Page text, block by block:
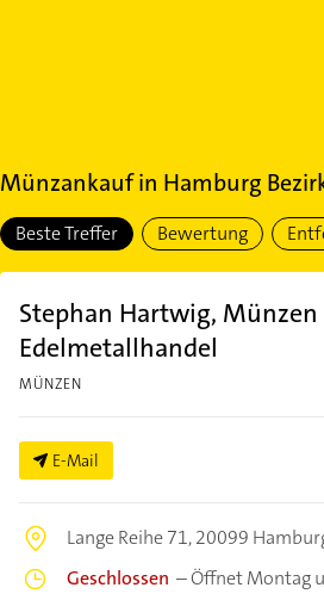
Münzankaufin Hamburg
Beste Treffer Bewertung
Stephan Hartwig, Münzen
Edelmetallhandel
MÜNZEN
E-Mail
Lange Reihe 71,20099
Geschlossen –Öffnet Montag